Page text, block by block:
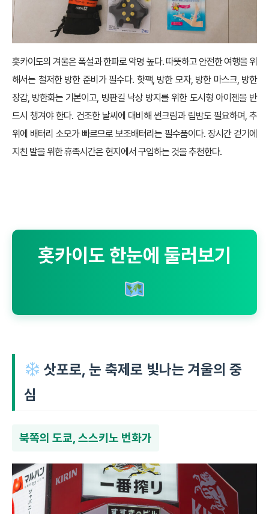
홋카이도의 겨울은 폭설과 한파로 악명 높다. 따뜻하고 안전한 여행을 위
해서는 철저한 방한 준비가 필수다. 핫팩, 방한 모자, 방한 마스크, 방한
장갑, 방한화는 기본이고, 빙판길 낙상 방지를 위한 도시형 아이젠을 반
드시 챙겨야 한다. 건조한 날씨에 대비해 썬크림과 립밤도 필요하며, 추
위에 배터리 소모가 빠르므로 보조배터리는 필수품이다. 장시간 걷기에
지친 발을 위한 휴족시간은 현지에서 구입하는 것을 추천한다.
홋카이도 한눈에 둘러보기
삿포로, 눈 축제로 빛나는 겨울의 중
심
북쪽의 도쿄, 스스키노 번화가